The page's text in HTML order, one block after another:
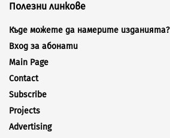
Полезни линкове
Къде можете да намерите изданията?
Вход за абонати
Main Page
Contact
Subscribe
Projects
Advertising